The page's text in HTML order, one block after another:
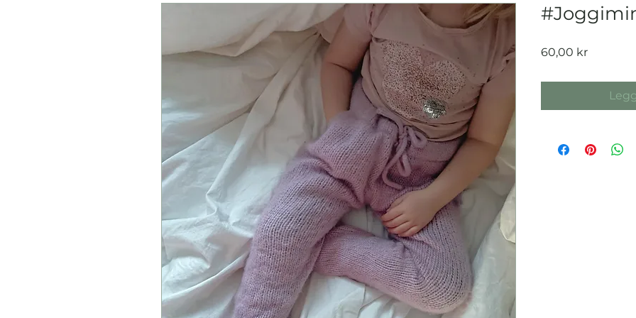
60,00 krPris